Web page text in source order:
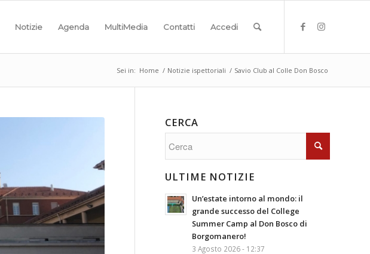
Notizie Agenda MultiMedia Contatti Accedi
Sei in: Home / Notizie ispettoriali / Savio Club al Colle Don Bosco
CERCA
ULTIME NOTIZIE
Un’estate intorno al mondo: il
grande successo del College
Summer Camp al Don Bosco di
Borgomanero!
3 Agosto 2026 - 12:37